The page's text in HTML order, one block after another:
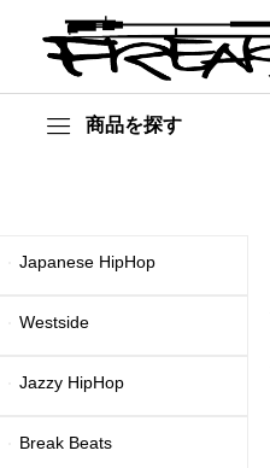
商品を探す
Japanese HipHop
Westside
Jazzy HipHop
Break Beats